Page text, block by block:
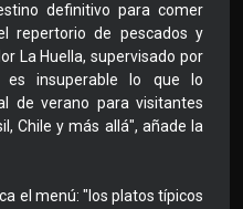
definitivo para comer
repertorio de pescados y
La Huella, supervisado por
es insuperable lo que lo
de verano para visitantes
Chile y más allá", añade la
el menú: "los platos típicos